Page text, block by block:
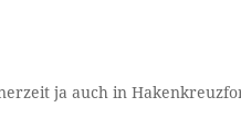
ja auch in